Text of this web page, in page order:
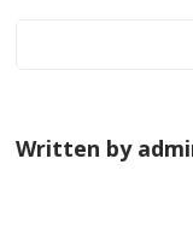
Written by